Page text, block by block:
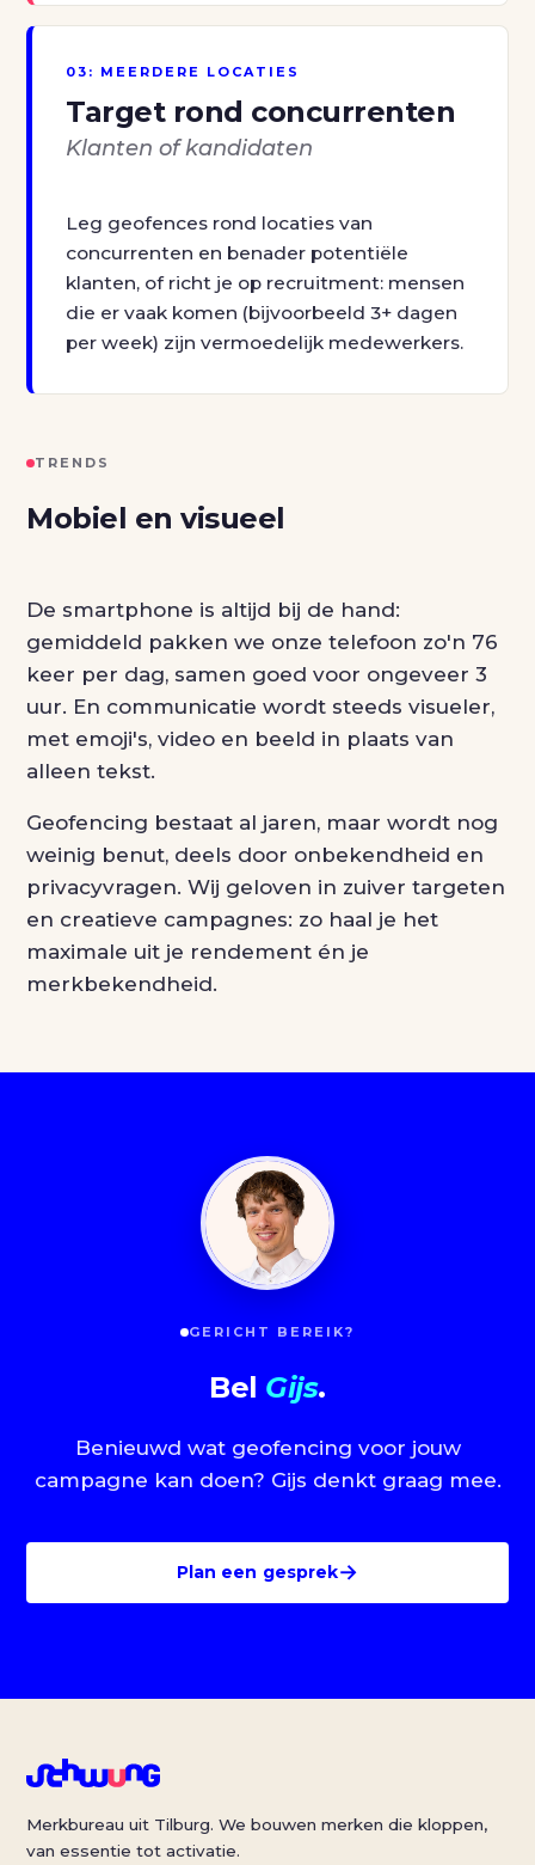
03: MEERDERE LOCATIES
Target rond concurrenten
Klanten of kandidaten
Leg geofences rond locaties van
concurrenten en benader potentiële
klanten, of richt je op recruitment: mensen
die er vaak komen (bijvoorbeeld 3+ dagen
per week) zijn vermoedelijk medewerkers.
TRENDS
Mobiel en visueel
De smartphone is altijd bij de hand:
gemiddeld pakken we onze telefoon zo'n 76
keer per dag, samen goed voor ongeveer 3
uur. En communicatie wordt steeds visueler,
met emoji's, video en beeld in plaats van
alleen tekst.
Geofencing bestaat al jaren, maar wordt nog
weinig benut, deels door onbekendheid en
privacyvragen. Wij geloven in zuiver targeten
en creatieve campagnes: zo haal je het
maximale uit je rendement én je
merkbekendheid.
GERICHT BEREIK?
Bel Gijs.
Benieuwd wat geofencing voor jouw
campagne kan doen? Gijs denkt graag mee.
Plan een gesprek→
Merkbureau uit Tilburg. We bouwen merken die kloppen,
van essentie tot activatie.